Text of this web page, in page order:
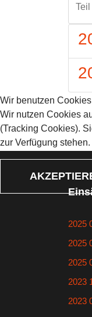
2025
2025
2025
2023
2023
Wir benutzen Cookies
Wir nutzen Cookies
(Tracking Cookies).
zur Verfügung stehen.